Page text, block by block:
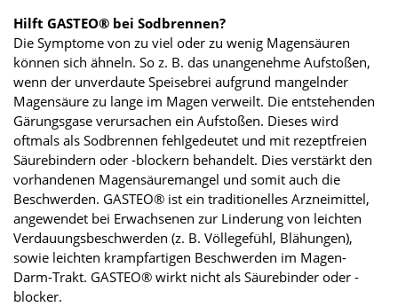
Hilft GASTEO® bei Sodbrennen?
Die Symptome von zu viel oder zu wenig Magensäuren
können sich ähneln. So z. B. das unangenehme Aufstoßen,
wenn der unverdaute Speisebrei aufgrund mangelnder
Magensäure zu lange im Magen verweilt. Die entstehenden
Gärungsgase verursachen ein Aufstoßen. Dieses wird
oftmals als Sodbrennen fehlgedeutet und mit rezeptfreien
Säurebindern oder -blockern behandelt. Dies verstärkt den
vorhandenen Magensäuremangel und somit auch die
Beschwerden. GASTEO® ist ein traditionelles Arzneimittel,
angewendet bei Erwachsenen zur Linderung von leichten
Verdauungsbeschwerden (z. B. Völlegefühl, Blähungen),
sowie leichten krampfartigen Beschwerden im Magen-
Darm-Trakt. GASTEO® wirkt nicht als Säurebinder oder -
blocker.